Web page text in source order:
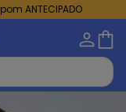
ANTECIPADO